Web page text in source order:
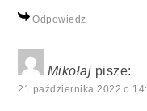
Odpowiedz
Mikołaj pisze:
21 października 2022 o